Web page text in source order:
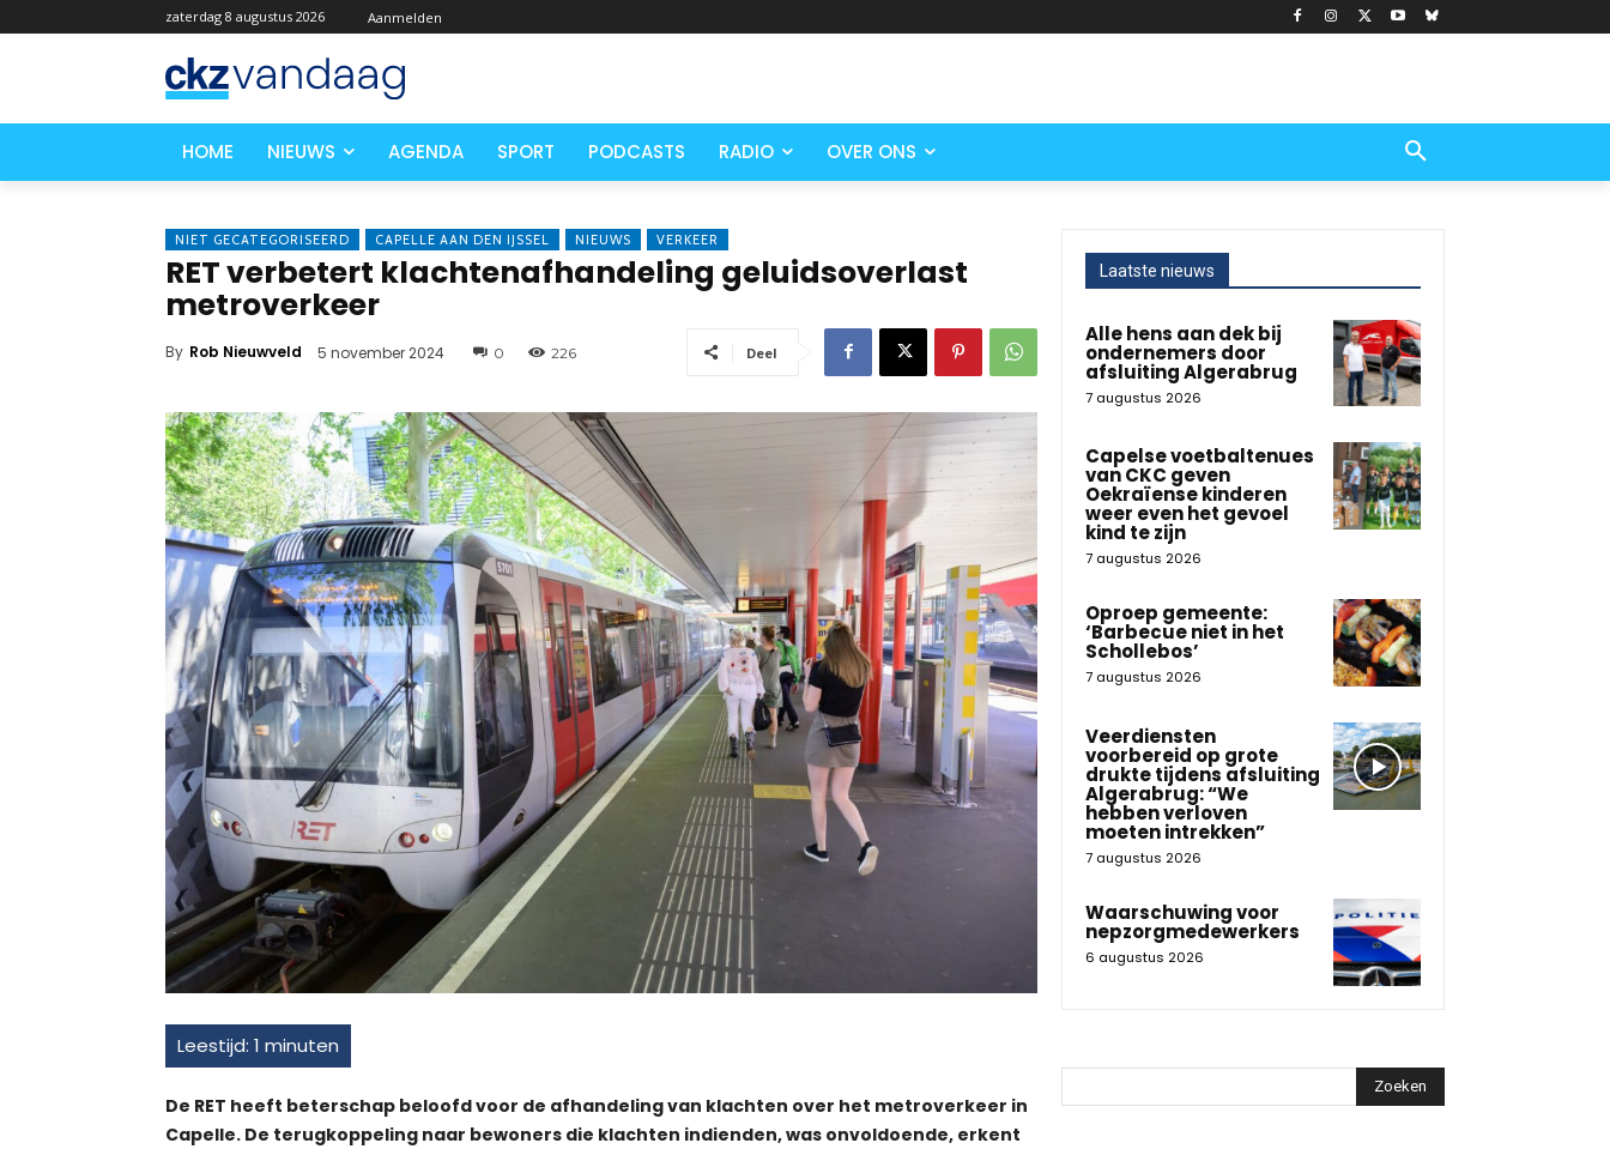
zaterdag 8 augustus 2026 Aanmelden
HOME NIEUWS AGENDA SPORT PODCASTS RADIO OVER ONS
NIET GECATEGORISEERD CAPELLE AAN DEN IJSSEL NIEUWS VERKEER
RET verbetert klachtenafhandeling geluidsoverlast
metroverkeer
By Rob Nieuwveld 5 november 2024 0 226 Deel
De RET heeft beterschap beloofd voor de afhandeling van klachten over het metroverkeer in
Capelle. De terugkoppeling naar bewoners die klachten indienden, was onvoldoende, erkent
Laatste nieuws
Alle hens aan dek bij
ondernemers door
afsluiting Algerabrug
7 augustus 2026
Capelse voetbaltenues
van CKC geven
Oekraïense kinderen
weer even het gevoel
kind te zijn
7 augustus 2026
Oproep gemeente:
‘Barbecue niet in het
Schollebos’
7 augustus 2026
Veerdiensten
voorbereid op grote
drukte tijdens afsluiting
Algerabrug: “We
hebben verloven
moeten intrekken”
7 augustus 2026
Waarschuwing voor
nepzorgmedewerkers
6 augustus 2026
Zoeken